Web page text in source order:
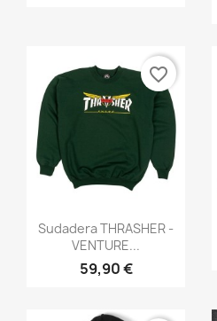
Vista rápida
Sudadera THRASHER -
VENTURE...
59,90 €
favorite_border